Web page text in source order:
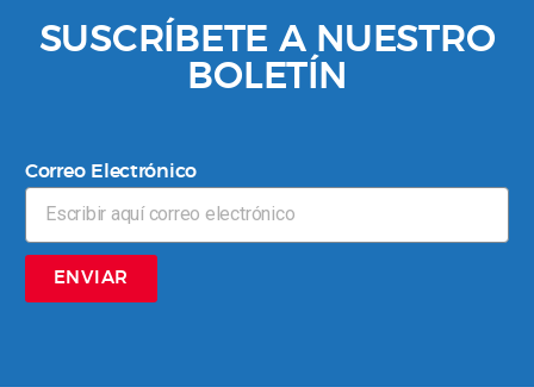
SUSCRÍBETE A NUESTRO
BOLETÍN
Correo Electrónico
ENVIAR